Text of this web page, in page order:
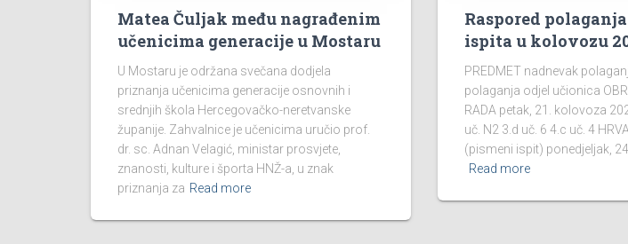
Matea Čuljak među nagrađenim
učenicima generacije u Mostaru
U Mostaru je održana svečana dodjela
priznanja učenicima generacije osnovnih i
srednjih škola Hercegovačko-neretvanske
županije. Zahvalnice je učenicima uručio prof.
dr. sc. Adnan Velagić, ministar prosvjete,
znanosti, kulture i športa HNŽ-a, u znak
priznanja za Read more
Raspored
ispita u kolovozu
PREDMET nadnevak
polaganja odjel učionica
RADA petak, 21. kolovoza
uč. N2 3.d uč. 6 4.c uč. 4
(pismeni ispit) ponedjeljak,
Read more